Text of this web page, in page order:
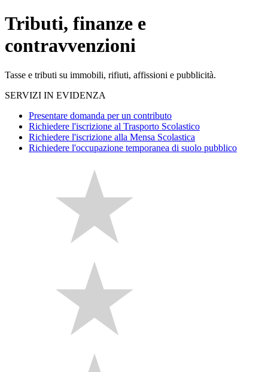
Tributi, finanze e
contravvenzioni
Tasse e tributi su immobili, rifiuti, affissioni e pubblicità.
SERVIZI IN EVIDENZA
Presentare domanda per un contributo
Richiedere l'iscrizione al Trasporto Scolastico
Richiedere l'iscrizione alla Mensa Scolastica
Richiedere l'occupazione temporanea di suolo pubblico